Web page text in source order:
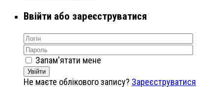
Ввійти або зареєструватися
Запам'ятати мене
Увійти
Не маєте облікового запису? Зареєструватися